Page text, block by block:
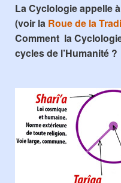
La Cyclologie appelle
(voir la Roue de la
Comment la
cycles de l’Humanité ?